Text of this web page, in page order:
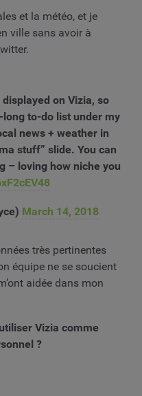
et la météo, et je
ville sans avoir à
on Vizia, so
long to-do list under my
news + weather in
stuff” slide. You can
– loving how niche you
March 14, 2018
très pertinentes
équipe ne se soucient
aidée dans mon
Vizia comme
?